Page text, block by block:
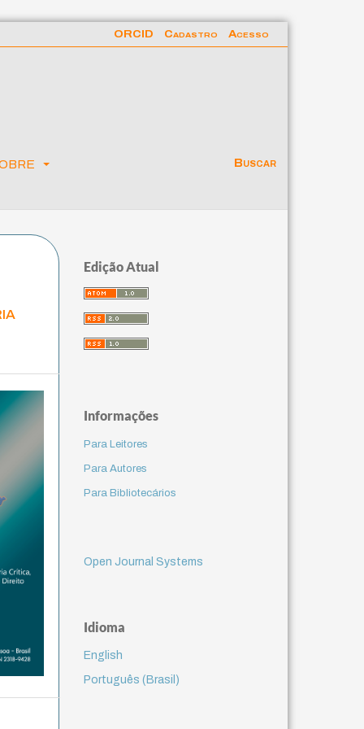
Buscar
ORCID Cadastro Acesso
Edição Atual
Informações
Para Leitores
Para Autores
Para Bibliotecários
Open Journal Systems
Idioma
English
Português (Brasil)